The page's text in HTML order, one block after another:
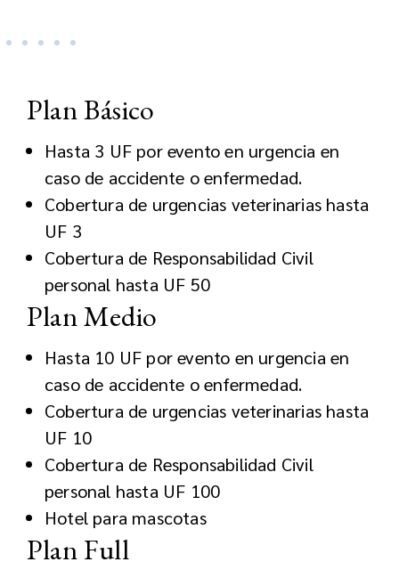
Plan Básico
Hasta 3 UF por evento en urgencia en
caso de accidente o enfermedad.
Cobertura de urgencias veterinarias hasta
UF 3
Cobertura de Responsabilidad Civil
personal hasta UF 50
Plan Medio
Hasta 10 UF por evento en urgencia en
caso de accidente o enfermedad.
Cobertura de urgencias veterinarias hasta
UF 10
Cobertura de Responsabilidad Civil
personal hasta UF 100
Hotel para mascotas
Plan Full